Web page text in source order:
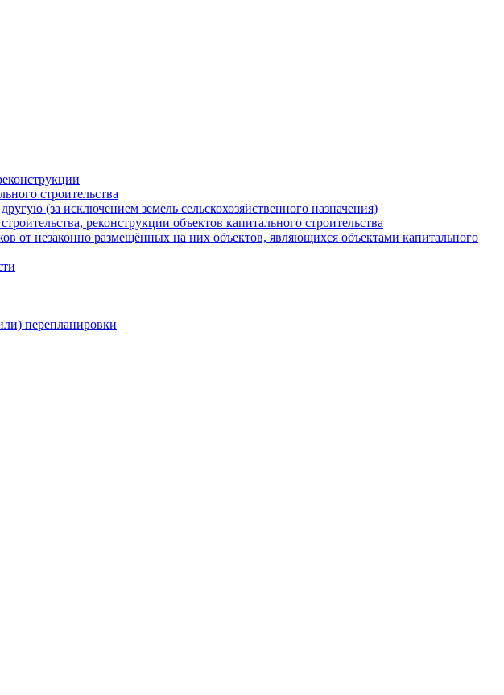
строительства
(за исключением земель сельскохозяйственного назначения)
реконструкции объектов капитального строительства
от незаконно размещённых на них объектов, являющихся объектами капитального
перепланировки